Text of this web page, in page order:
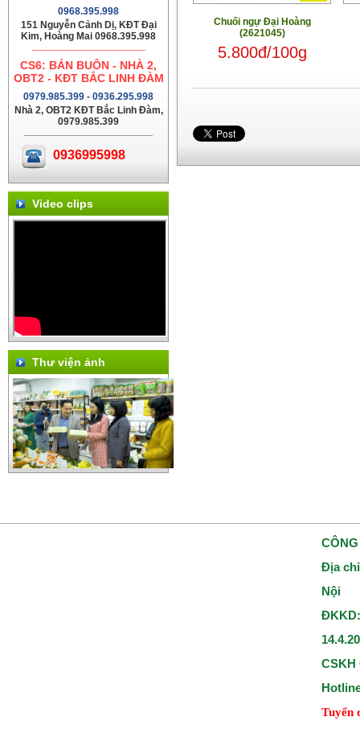
0968.395.998
151 Nguyễn Cảnh Dị, KĐT Đại
Kim, Hoàng Mai 0968.395.998
CS6: BÁN BUÔN - NHÀ 2,
OBT2 - KĐT BẮC LINH ĐÀM
0979.985.399 - 0936.295.998
Nhà 2, OBT2 KĐT Bắc Linh Đàm,
0979.985.399
0936995998
Video clips
Thư viện ảnh
Chuối ngự Đại Hoàng
(2621045)
5.800đ/100g
Địa
Nội
CSKH
Tuyển